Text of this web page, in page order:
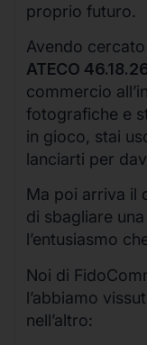
proprio futuro.
Avendo
ATECO
commercio
fotografiche e
in gioco, stai
lanciarti per
Ma poi arriva il
di sbagliare
l’entusiasmo
Noi di
l’abbiamo
nell’altro: